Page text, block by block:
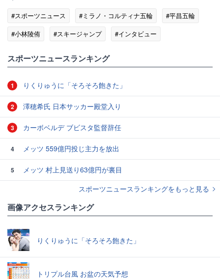
#スポーツニュース #ミラノ・コルティナ五輪
#平昌五輪
#小林陵侑
#スキージャンプ #インタビュー
スポーツニュースランキング
1 りくりゅうに「そろそろ飽きた」
2 澤穂希氏 日本サッカー殿堂入り
3 カーボベルデ ブビスタ監督辞任
4 メッツ 559億円投じ主力を放出
5
メッツ 村上見送り63億円が裏目
スポーツニュースランキングをもっと見る
画像アクセスランキング
りくりゅうに「そろそろ飽きた」
トリプル台風 お盆の天気予想